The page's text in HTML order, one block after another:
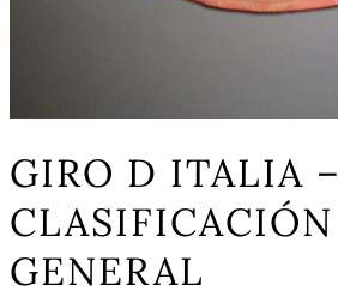
GIRO D ITALIA –
CLASIFICACIÓN
GENERAL